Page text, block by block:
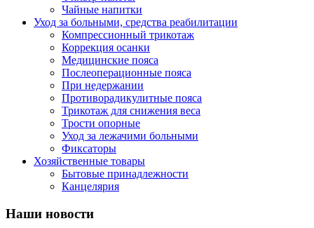
Чайные напитки
Уход за больными, средства реабилитации
Компрессионный трикотаж
Коррекция осанки
Медицинские пояса
Послеоперационные пояса
При недержании
Противорадикулитные пояса
Трикотаж для снижения веса
Трости опорные
Уход за лежачими больными
Фиксаторы
Хозяйственные товары
Бытовые принадлежности
Канцелярия
Наши новости